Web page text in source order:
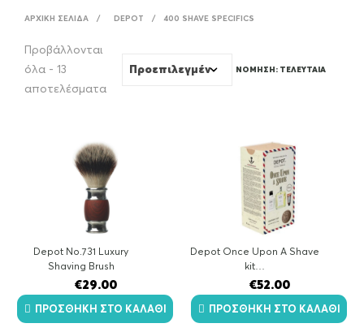
ικανοποιήσουμε κάθε ανάγκη, δημιουργήσαμε ένα προϊόν
μικρές λεπτομέρειες, για να δώσουμε στη σφαίρα του
«ξυρίσματος» μια μοναδική και αφοσιωμένη γοητεία.
ΑΡΧΙΚΉ ΣΕΛΊΔΑ / DEPOT / 400 SHAVE SPECIFICS
Προβάλλονται
όλα - 13
αποτελέσματαSorted
Depot No.731 Luxury
Shaving Brush
€29.00
ΠΡΟΣΘΉΚΗ ΣΤΟ ΚΑΛΆΘΙ
Depot Once Upon A Shave
kit…
€52.00
ΠΡΟΣΘΉΚΗ ΣΤΟ ΚΑΛΆΘΙ